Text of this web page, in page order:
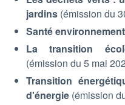
jardins(émission du
Santé
La transition
(émission du 5 mai
Transition
d'énergie(émission